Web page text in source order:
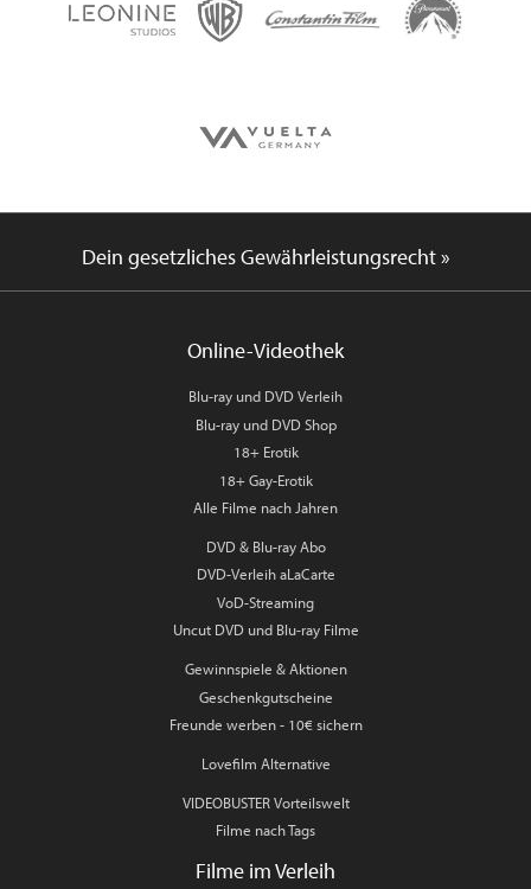
Dein gesetzliches Gewährleistungsrecht »
Online-Videothek
Blu-ray und DVD Verleih
Blu-ray und DVD Shop
18+ Erotik
18+ Gay-Erotik
Alle Filme nach Jahren
DVD & Blu-ray Abo
DVD-Verleih aLaCarte
VoD-Streaming
Uncut DVD und Blu-ray Filme
Gewinnspiele & Aktionen
Geschenkgutscheine
Freunde werben - 10€ sichern
Lovefilm Alternative
VIDEOBUSTER Vorteilswelt
Filme nach Tags
Filme im Verleih